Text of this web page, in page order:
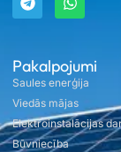
Pakalpojumi
Saules enerģija
Viedās mājas
Elektroinstalācijas
Būvniecība